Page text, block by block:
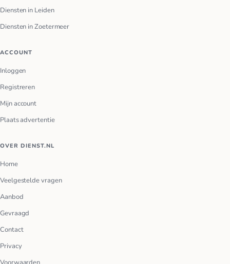
Diensten in Leiden
Diensten in Zoetermeer
ACCOUNT
Inloggen
Registreren
Mijn account
Plaats advertentie
OVER DIENST.NL
Home
Veelgestelde vragen
Aanbod
Gevraagd
Contact
Privacy